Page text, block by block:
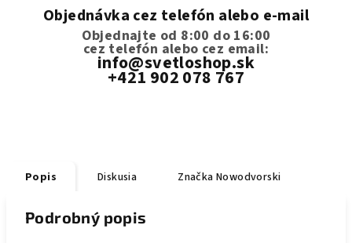
Objednávka cez telefón alebo e-mail
Objednajte od 8:00 do 16:00
cez telefón alebo cez email:
info@svetloshop.sk
+421 902 078 767
Popis Diskusia Značka Nowodvorski
Podrobný popis